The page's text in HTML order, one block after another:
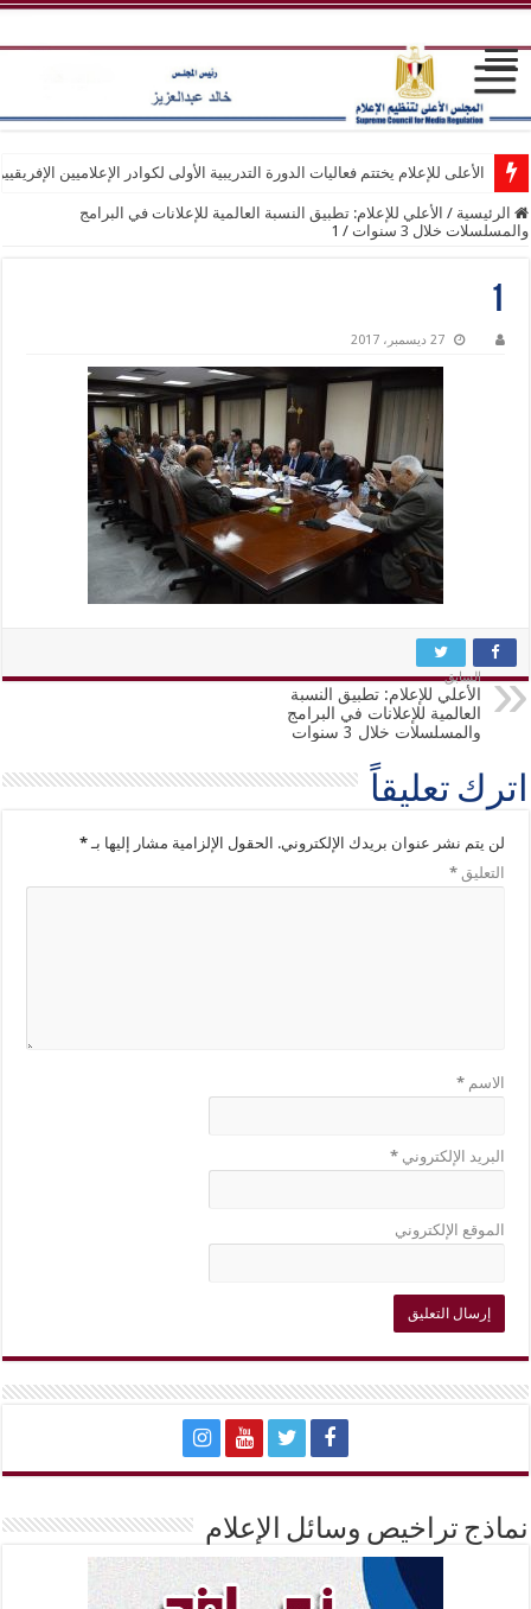
الأعلى للإعلام يختتم فعاليات الدورة التدريبية الأولى لكوادر الإعلاميين
الرئيسية / الأعلي للإعلام: تطبيق النسبة العالمية للإعلانات في البرامج
والمسلسلات خلال 3 سنوات
/
1
1
27 ديسمبر، 2017
السابق
الأعلي للإعلام: تطبيق النسبة
العالمية للإعلانات في البرامج
والمسلسلات خلال 3 سنوات
اترك تعليقاً
لن يتم نشر عنوان بريدك الإلكتروني. الحقول الإلزامية مشار إليها بـ*
التعليق*
الاسم*
البريد الإلكتروني*
الموقع الإلكتروني
نماذج تراخيص وسائل الإعلام